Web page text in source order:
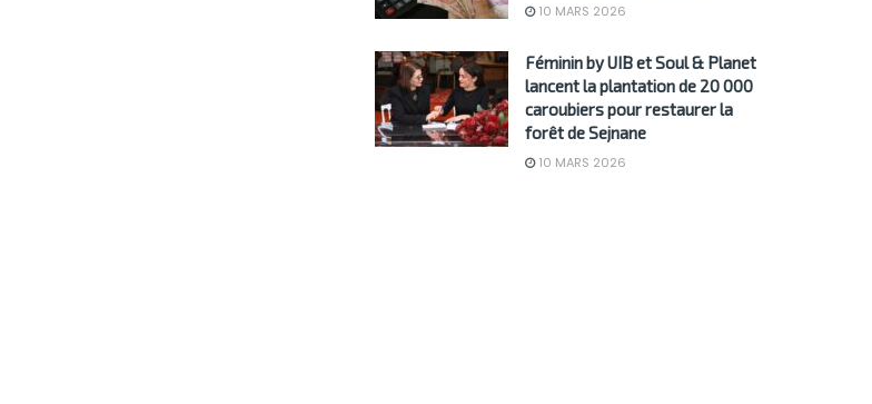
10 MARS 2026
Féminin by UIB et Soul & Planet
lancent la plantation de 20 000
caroubiers pour restaurer la
forêt de Sejnane
10 MARS 2026